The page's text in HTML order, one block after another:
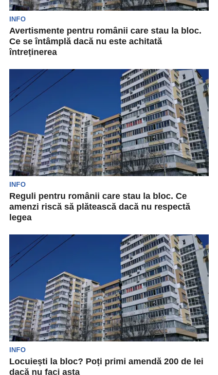
INFO
Avertismente pentru românii care stau la bloc.
Ce se întâmplă dacă nu este achitată
întreținerea
plătesc lunar întreținerea emisă de către
asociație....
INFO
Reguli pentru românii care stau la bloc. Ce
amenzi riscă să plătească dacă nu respectă
legea
anumite reguli clare. În caz contrar, aceștia se...
INFO
Locuiești la bloc? Poți primi amendă 200 de lei
dacă nu faci asta